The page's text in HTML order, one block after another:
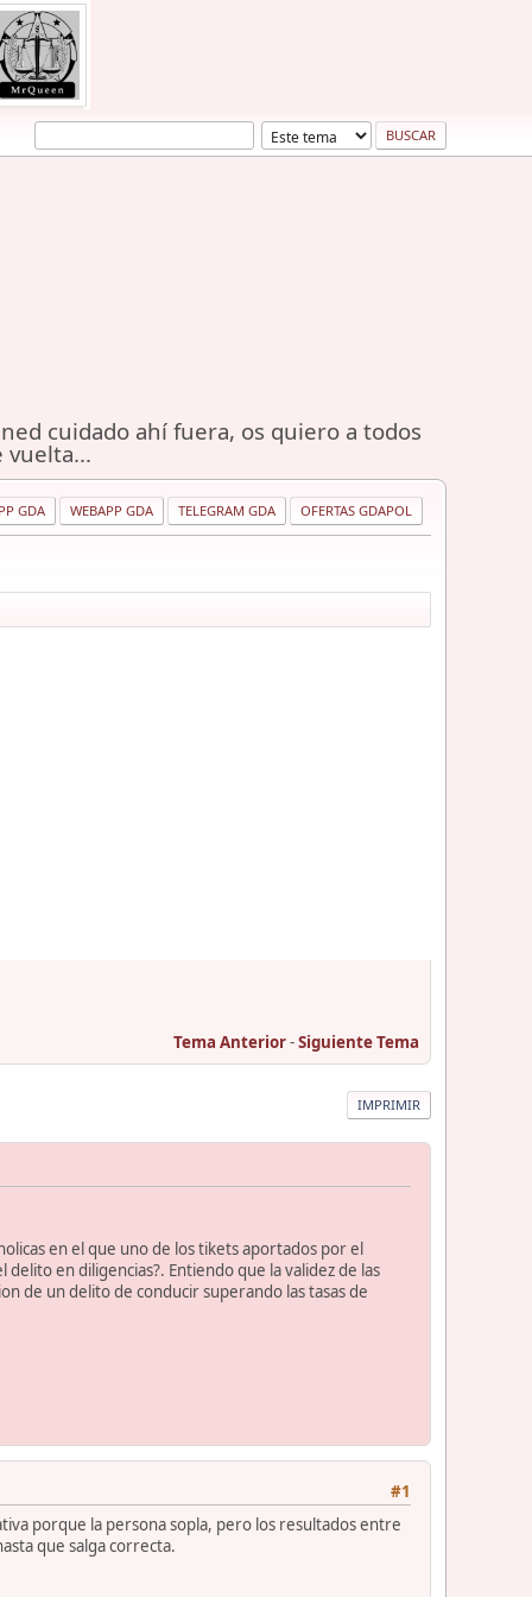
cuidado ahí fuera, os quiero a todos
vuelta...
GDA WEBAPP GDA TELEGRAM GDA OFERTAS GDAPOL
Tema Anterior-Siguiente Tema
IMPRIMIR
en el que uno de los tikets aportados por el
en diligencias?. Entiendo que la validez de las
de un delito de conducir superando las tasas de
#1
porque la persona sopla, pero los resultados entre
que salga correcta.